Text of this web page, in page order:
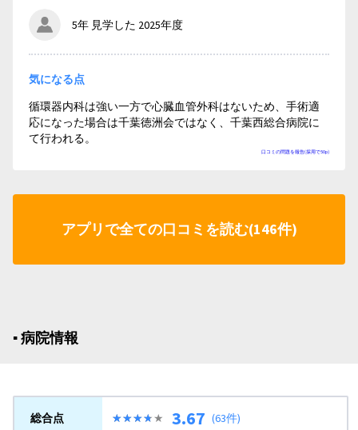
5年 見学した 2025年度
口コミの問題を報告(採用で50p)
気になる点
循環器内科は強い一方で心臓血管外科はないため、手術適
応になった場合は千葉徳洲会ではなく、千葉西総合病院に
て行われる。
アプリで全ての口コミを読む(146件)
▪︎ 病院情報
総合点 ★★★★★
★★★★★ 3.67 (63件)